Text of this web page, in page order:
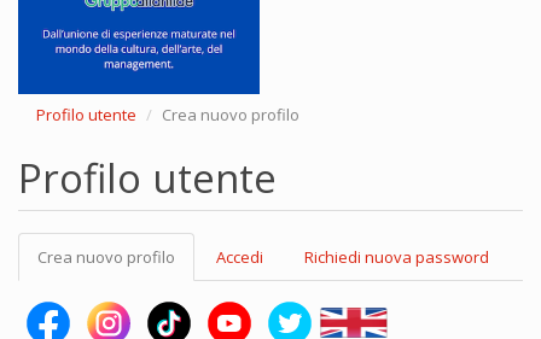
Profilo utente Crea nuovo profilo
Profilo utente
Schede
primarie
Crea nuovo profilo (scheda
attiva)
Accedi Richiedi nuova password